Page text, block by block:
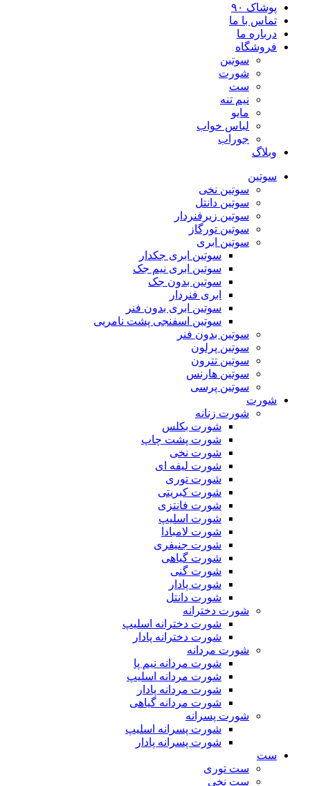
پوشاک ۹۰
تماس با ما
درباره ما
فروشگاه
سوتین
شورت
ست
نیم تنه
مایو
لباس خواب
جوراب
وبلاگ
سوتین
سوتین نخی
سوتین دانتل
سوتین زیرفنردار
سوتین تورگاز
سوتین ابری
سوتین ابری جکدار
سوتین ابری نیم جک
سوتین بدون جک
ابری فنردار
سوتین ابری بدون فنر
سوتین اسفنجی پشت نامریی
سوتین بدون فنر
سوتین پرلون
سوتین تترون
سوتین هارنس
سوتین پرسی
شورت
شورت زنانه
شورت بکلس
شورت پشت چاپ
شورت نخی
شورت لیفه ای
شورت توری
شورت کبریتی
شورت فانتزی
شورت اسلیپ
شورت لامبادا
شورت جنیفری
شورت گیاهی
شورت گنی
شورت پادار
شورت دانتل
شورت دخترانه
شورت دخترانه اسلیپ
شورت دخترانه پادار
شورت مردانه
شورت مردانه نیم پا
شورت مردانه اسلیپ
شورت مردانه پادار
شورت مردانه گیاهی
شورت پسرانه
شورت پسرانه اسلیپ
شورت پسرانه پادار
ست
ست توری
ست نخی